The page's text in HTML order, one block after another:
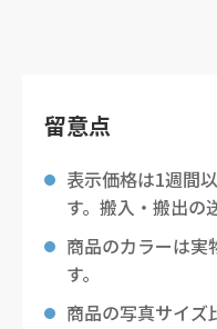
留意点
表示価格は1週間
す。搬入・搬出の
商品のカラーは実
す。
商品の写真サイズ